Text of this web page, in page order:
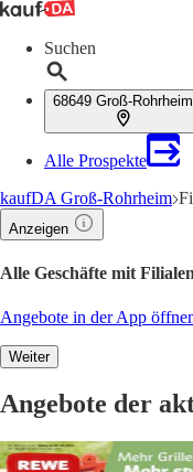
Suchen
68649 Groß-Rohrheim
Alle Prospekte
kaufDA Groß-Rohrheim
Anzeigen
Alle Geschäfte mit
Angebote in der App
Weiter
Angebote der